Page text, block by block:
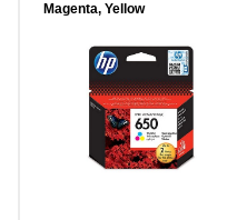
Magenta, Yellow